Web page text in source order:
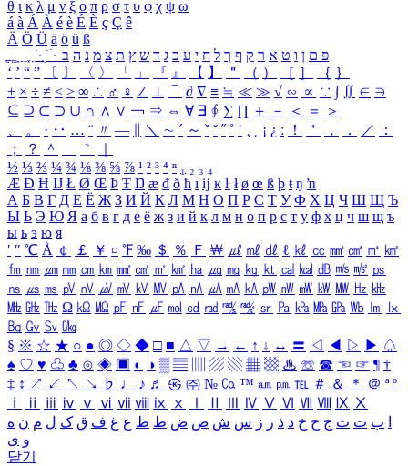
θ ι κ λ μ ν ξ ο π ρ σ τ υ φ χ ψ ω
á à Á À é è É È ç Ç ê
Ä Ö Ü ä ö ü ß
ִֶֹ ֻּ ׁׂ פ ם ן ו ט א ר ק ף ך ל ח י ע כ ג ד ש ץ ת צ מ נ ה ב
‘ ’ “ ” 〔 〕 〈 〉 「 」 『 』 【 】 ＂ （ ） ［ ］ ｛ ｝
± × ÷ ≠ ≤ ≥ ∞ ∴ ♂ ♀ ∠ ⊥ ⌒ ∂ ∇ ≡ ≒ ≪ ≫ √ ∽ ∝ ∵ ∫ ∬ ∈ ∋
⊆ ⊇ ⊂ ⊃ ∪ ∩ ∧ ∨ ￢ ⇒ ⇔ ∀ ∃ ∮ ∑ ∏ ＋ － ＜ ＝
＞
、
。 · ‥ … ¨ 〃 ― ＼ ∼ ´ ～ ˇ ˘ ˝ ˚ ˙ ¸ ¡ ¿ ː ！ ＇ ， ． ／
：
；
？ ＾ ｀
½ ⅓ ⅔ ¼ ¾ ⅛ ⅜ ⅝ ⅞ ¹ ² ³ ⁴ ⁿ ₁ ₂ ₃ ₄
Æ Ð Ħ Ĳ Ł Ø Œ Þ Ŧ Ŋ æ đ ð ħ ı ĳ ĸ ŀ ł ø œ ß þ ŧ ŋ ŉ
А Б В Г Д Е Ё Ж З И Й К Л М Н О П Р С Т У Ф Х Ц Ч Ш Щ Ъ
Ы Ь Э Ю Я а б в г д е ё ж з и й к л м н о п р с т у ф х ц ч ш щ ъ
ы ь э ю я
′ ″ ℃ Å ￠ ￡ ￥ ¤ ℉ ‰ ＄ ％ Ｆ ￦ ㎕ ㎖ ㎗ ℓ ㎘ ㏄ ㎣ ㎤ ㎥ ㎦
㎙ ㎚ ㎛ ㎜ ㎝ ㎞ ㎟ ㎠ ㎡ ㎢ ㏊ ㎍ ㎎ ㎏ ㏏ ㎈ ㎉ ㏈ ㎧ ㎨ ㎰
㎱ ㎲ ㎳ ㎴ ㎵ ㎶ ㎷ ㎸ ㎹ ㎀ ㎁ ㎂ ㎃ ㎄ ㎺ ㎻ ㎽ ㎾ ㎿ ㎐ ㎑
㎒ ㎓ ㎔ Ω ㏀ ㏁ ㎊ ㎋ ㎌ ㏖ ㏅ ㎭ ㎮ ㎯ ㏛ ㎩ ㎪ ㎫ ㎬ ㏝ ㏐
㏓
㏃ ㏉ ㏜ ㏆
§ ※ ☆ ★ ○ ● ◎ ◇ ◆ □ ■ △ ▽ → ← ↑ ↓ ↔ 〓 ◁ ◀ ▷ ▶ ♤
♠ ♡ ♥ ♧ ♣ ⊙ ◈ ▣ ◐ ◑ ▒ ▤ ▨ ▧ ▦ ▩ ♨ ☏ ☎ ☜ ☞ ¶ †
‡ ↕ ↗ ↙ ↖ ↘ ♭ ♩ ♪ ♬ ㉿ ㈜ № ㏇ ™ ㏂ ㏘ ℡ ＃ ＆ ＊ ＠ ª º
ⅰ
ⅱ ⅲ ⅳ ⅴ ⅵ ⅶ ⅷ ⅸ ⅹ Ⅳ Ⅴ Ⅵ Ⅶ Ⅷ Ⅸ Ⅹ
ب ت ث ج ح خ د ذ ر ز س ش ص ض ط ظ ع غ ف ق ک ل م ن ه
و ی
닫기